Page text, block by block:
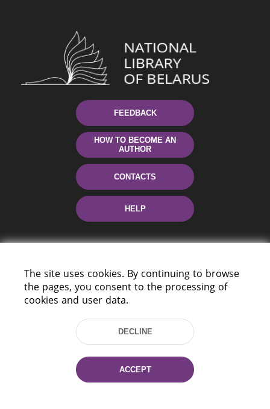
FEEDBACK
HOW TO BECOME AN
AUTHOR
CONTACTS
HELP
220114, Niezaležnasci Ave. 116, Minsk,
Fax: (+375 17) 368 97 06
E-mail: inbox@nlb.by
The site uses cookies. By continuing to browse
the pages, you consent to the processing of
cookies and user data.
DECLINE
ACCEPT